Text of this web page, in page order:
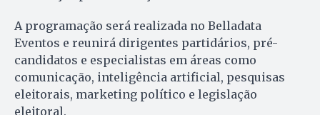
A programação será realizada no Belladata
Eventos e reunirá dirigentes partidários, pré-
candidatos e especialistas em áreas como
comunicação, inteligência artificial, pesquisas
eleitorais, marketing político e legislação
eleitoral.